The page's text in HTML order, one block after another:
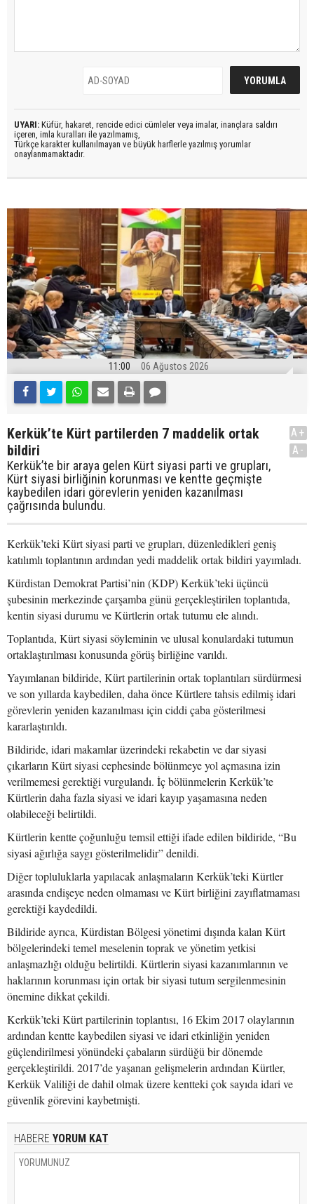
UYARI: Küfür, hakaret, rencide edici cümleler veya imalar, inançlara saldırı
içeren, imla kuralları ile yazılmamış,
Türkçe karakter kullanılmayan ve büyük harflerle yazılmış yorumlar
onaylanmamaktadır.
11:00 06 Ağustos 2026
Kerkük’te Kürt partilerden 7 maddelik ortak
bildiri
Kerkük’te bir araya gelen Kürt siyasi parti ve grupları,
Kürt siyasi birliğinin korunması ve kentte geçmişte
kaybedilen idari görevlerin yeniden kazanılması
çağrısında bulundu.
A+
A-
Kerkük’teki Kürt siyasi parti ve grupları, düzenledikleri geniş
katılımlı toplantının ardından yedi maddelik ortak bildiri yayımladı.
Kürdistan Demokrat Partisi’nin (KDP) Kerkük’teki üçüncü
şubesinin merkezinde çarşamba günü gerçekleştirilen toplantıda,
kentin siyasi durumu ve Kürtlerin ortak tutumu ele alındı.
Toplantıda, Kürt siyasi söyleminin ve ulusal konulardaki tutumun
ortaklaştırılması konusunda görüş birliğine varıldı.
Yayımlanan bildiride, Kürt partilerinin ortak toplantıları sürdürmesi
ve son yıllarda kaybedilen, daha önce Kürtlere tahsis edilmiş idari
görevlerin yeniden kazanılması için ciddi çaba gösterilmesi
kararlaştırıldı.
Bildiride, idari makamlar üzerindeki rekabetin ve dar siyasi
çıkarların Kürt siyasi cephesinde bölünmeye yol açmasına izin
verilmemesi gerektiği vurgulandı. İç bölünmelerin Kerkük’te
Kürtlerin daha fazla siyasi ve idari kayıp yaşamasına neden
olabileceği belirtildi.
Kürtlerin kentte çoğunluğu temsil ettiği ifade edilen bildiride, “Bu
siyasi ağırlığa saygı gösterilmelidir” denildi.
Diğer topluluklarla yapılacak anlaşmaların Kerkük’teki Kürtler
arasında endişeye neden olmaması ve Kürt birliğini zayıflatmaması
gerektiği kaydedildi.
Bildiride ayrıca, Kürdistan Bölgesi yönetimi dışında kalan Kürt
bölgelerindeki temel meselenin toprak ve yönetim yetkisi
anlaşmazlığı olduğu belirtildi. Kürtlerin siyasi kazanımlarının ve
haklarının korunması için ortak bir siyasi tutum sergilenmesinin
önemine dikkat çekildi.
Kerkük’teki Kürt partilerinin toplantısı, 16 Ekim 2017 olaylarının
ardından kentte kaybedilen siyasi ve idari etkinliğin yeniden
güçlendirilmesi yönündeki çabaların sürdüğü bir dönemde
gerçekleştirildi. 2017’de yaşanan gelişmelerin ardından Kürtler,
Kerkük Valiliği de dahil olmak üzere kentteki çok sayıda idari ve
güvenlik görevini kaybetmişti.
HABERE YORUM KAT